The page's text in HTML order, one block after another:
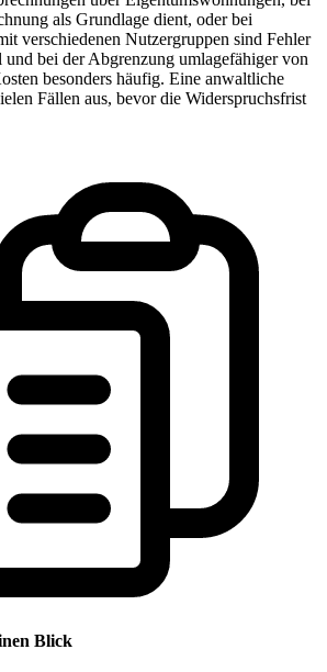
als Grundlage dient, oder bei
verschiedenen Nutzergruppen sind Fehler
und bei der Abgrenzung umlagefähiger von
besonders häufig. Eine anwaltliche
Fällen aus, bevor die Widerspruchsfrist
Blick